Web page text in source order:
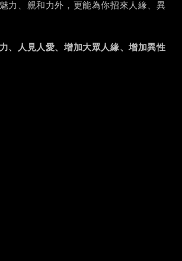
力、親和力外，更能為你招來人緣、異
、人見人愛、增加大眾人緣、增加異性